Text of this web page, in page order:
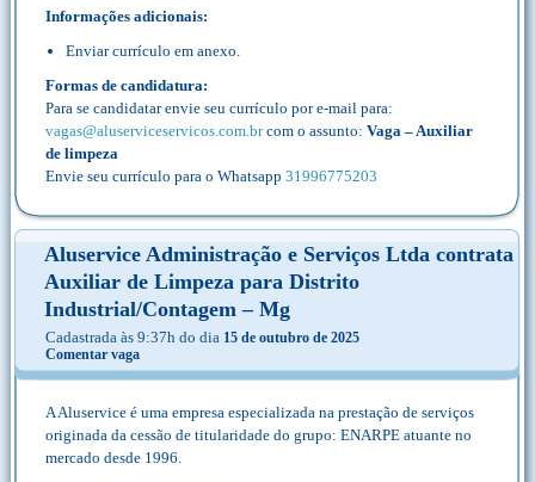
Informações adicionais:
Enviar currículo em anexo.
Formas de candidatura:
Para se candidatar envie seu currículo por e-mail para:
vagas@aluserviceservicos.com.brcom o assunto: Vaga – Auxiliar
de limpeza
Envie seu currículo para o Whatsapp 31996775203
Aluservice Administração e Serviços Ltda contrata
Auxiliar de Limpeza para Distrito
Industrial/Contagem – Mg
Cadastrada às 9:37h do dia 15 de outubro de 2025
Comentar vaga
A Aluservice é uma empresa especializada na prestação de serviços
originada da cessão de titularidade do grupo: ENARPE atuante no
mercado desde 1996.